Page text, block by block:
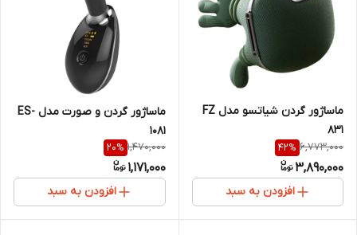
ماساژور گردن شیاتسو مدل FZ
831
6,773,000
42%
3,890,000
افزودن به سبد
ماساژور گردن و صورت مدل ES-
1081
1,470,000
20%
1,171,000
افزودن به سبد